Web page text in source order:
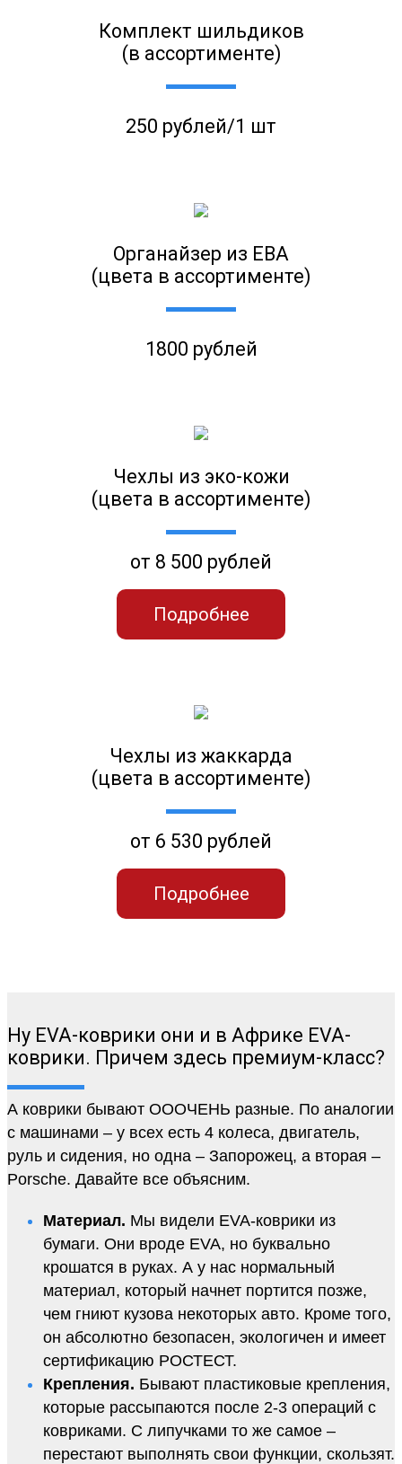
Комплект шильдиков
(в ассортименте)
250 рублей/1 шт
Органайзер из ЕВА
(цвета в ассортименте)
1800 рублей
Чехлы из эко-кожи
(цвета в ассортименте)
от 8 500 рублей
Подробнее
Чехлы из жаккарда
(цвета в ассортименте)
от 6 530 рублей
Подробнее
Ну EVA-коврики они и в Африке EVA-
коврики. Причем здесь премиум-класс?
А коврики бывают ОООЧЕНЬ разные. По аналогии
с машинами – у всех есть 4 колеса, двигатель,
руль и сидения, но одна – Запорожец, а вторая –
Porsche. Давайте все объясним.
Материал. Мы видели EVA-коврики из
бумаги. Они вроде EVA, но буквально
крошатся в руках. А у нас нормальный
материал, который начнет портится позже,
чем гниют кузова некоторых авто. Кроме того,
он абсолютно безопасен, экологичен и имеет
сертификацию РОСТЕСТ.
Крепления. Бывают пластиковые крепления,
которые рассыпаются после 2-3 операций с
ковриками. С липучками то же самое –
перестают выполнять свои функции, скользят.